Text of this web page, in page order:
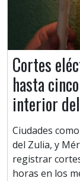
Cortes
hasta
interior
Ciudades
del Zulia, y
registrar
horas en los